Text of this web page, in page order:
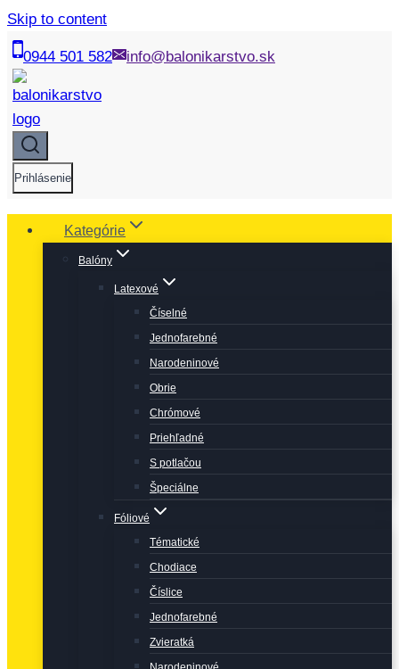
Skip to content
0944 501 582 info@balonikarstvo.sk
Prihlásenie
Kategórie
Balóny
Latexové
Číselné
Jednofarebné
Narodeninové
Obrie
Chrómové
Priehľadné
S potlačou
Špeciálne
Fóliové
Tématické
Chodiace
Číslice
Jednofarebné
Zvieratká